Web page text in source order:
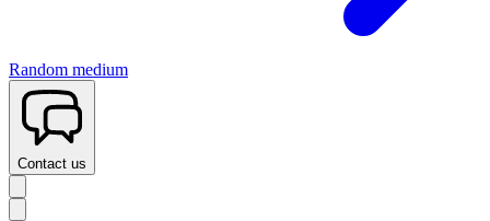
Random medium
Contact us